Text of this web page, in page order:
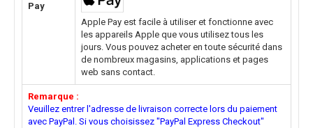
Pay
Apple Pay est facile à utiliser et fonctionne avec
les appareils Apple que vous utilisez tous les
jours. Vous pouvez acheter en toute sécurité dans
de nombreux magasins, applications et pages
web sans contact.
Remarque :
Veuillez entrer l'adresse de livraison correcte lors du paiement
avec PayPal. Si vous choisissez "PayPal Express Checkout"